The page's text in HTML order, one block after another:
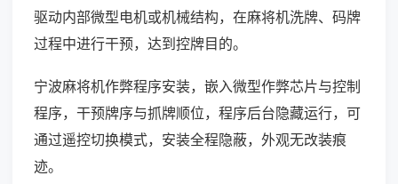
驱动内部微型电机或机械结构，在麻将机洗牌、码牌
过程中进行干预，达到控牌目的。
宁波麻将机作弊程序安装，嵌入微型作弊芯片与控制
程序，干预牌序与抓牌顺位，程序后台隐藏运行，可
通过遥控切换模式，安装全程隐蔽，外观无改装痕
迹。